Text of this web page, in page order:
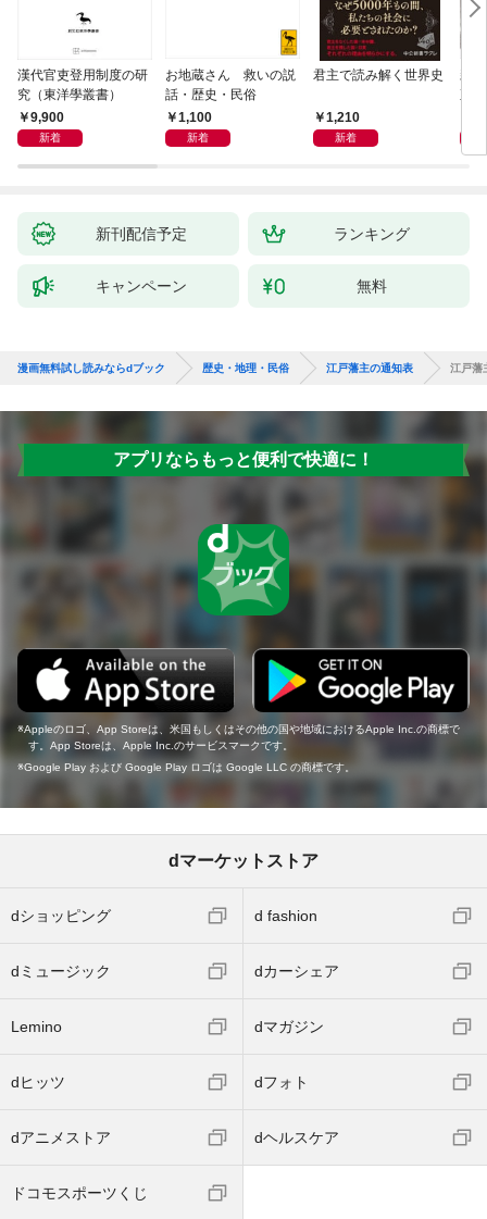
漢代官吏登用制度の研
究（東洋學叢書）
9,900
新着
お地蔵さん 救いの説
話・歴史・民俗
1,100
新着
君主で読み解く世界史
1,210
新着
親
直
新刊配信予定 ランキング
キャンペーン 無料
漫画無料試し読みならdブック 歴史・地理・民俗 江戸藩主の通知表 江戸藩
アプリならもっと便利で快適に！
Appleのロゴ、App Storeは、米国もしくはその他の国や地域におけるApple Inc.の商標で
す。App Storeは、Apple Inc.のサービスマークです。
Google Play および Google Play ロゴは Google LLC の商標です。
dマーケットストア
dショッピング d fashion
dミュージック dカーシェア
Lemino dマガジン
dヒッツ dフォト
dアニメストア dヘルスケア
ドコモスポーツくじ